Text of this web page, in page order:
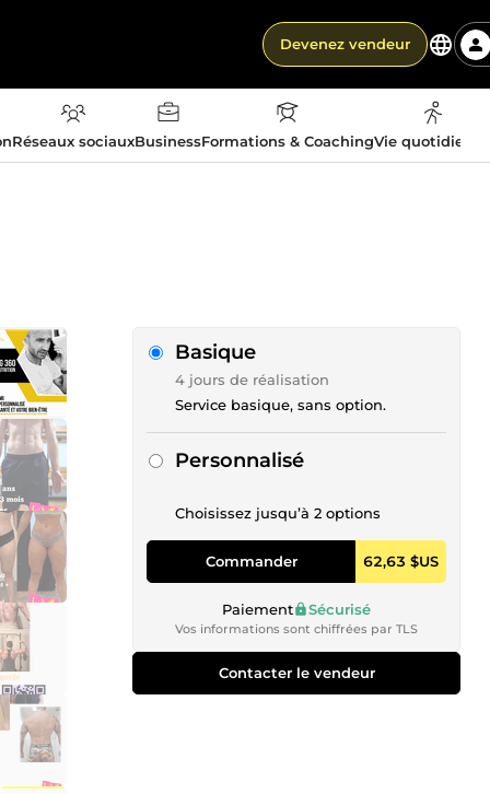
Devenez vendeur
Réseaux sociauxBusinessFormations & CoachingVie
Basique
4 jours de réalisation
Service basique, sans option.
Personnalisé
Choisissez jusqu’à 2 options
Commander 62,63 $US
Paiement Sécurisé
Vos informations sont chiffrées par TLS
Contacter le vendeur